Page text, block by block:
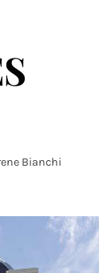
Bianchi